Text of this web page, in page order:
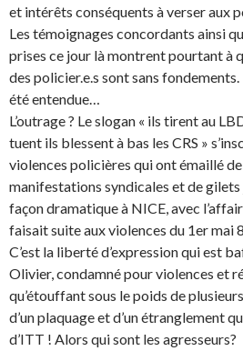
et intérêts conséquents à verser aux
Les témoignages concordants ainsi
prises ce jour là montrent pourtant à
des policier.e.s sont sans fondements.
été entendue…
L’outrage ? Le slogan « ils tirent au
tuent ils blessent à bas les CRS »
violences policières qui ont émaillé
manifestations syndicales et de
façon dramatique à NICE, avec
faisait suite aux violences du 1er mai
C’est la liberté d’expression qui est
Olivier, condamné pour violences et
qu’étouffant sous le poids de
d’un plaquage et d’un étranglement
d’ITT ! Alors qui sont les agresseurs?